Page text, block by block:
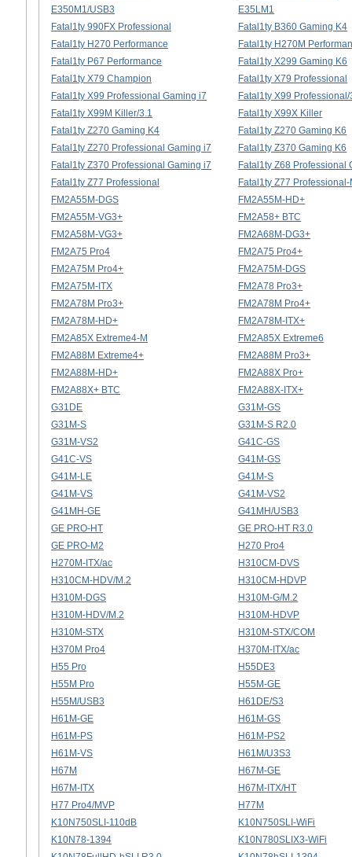
E350M1/USB3
E35LM1
Fatal1ty 990FX Professional
Fatal1ty B360 Gaming K4
Fatal1ty H270 Performance
Fatal1ty H270M
Fatal1ty P67 Performance
Fatal1ty X299 Gaming K6
Fatal1ty X79 Champion
Fatal1ty X79 Professional
Fatal1ty X99 Professional Gaming i7
Fatal1ty X99 Professional/
Fatal1ty X99M Killer/3.1
Fatal1ty X99X Killer
Fatal1ty Z270 Gaming K4
Fatal1ty Z270 Gaming K6
Fatal1ty Z270 Professional Gaming i7
Fatal1ty Z370 Gaming K6
Fatal1ty Z370 Professional Gaming i7
Fatal1ty Z68 Professional
Fatal1ty Z77 Professional
Fatal1ty Z77 Professional-
FM2A55M-DGS
FM2A55M-HD+
FM2A55M-VG3+
FM2A58+ BTC
FM2A58M-VG3+
FM2A68M-DG3+
FM2A75 Pro4
FM2A75 Pro4+
FM2A75M Pro4+
FM2A75M-DGS
FM2A75M-ITX
FM2A78 Pro3+
FM2A78M Pro3+
FM2A78M Pro4+
FM2A78M-HD+
FM2A78M-ITX+
FM2A85X Extreme4-M
FM2A85X Extreme6
FM2A88M Extreme4+
FM2A88M Pro3+
FM2A88M-HD+
FM2A88X Pro+
FM2A88X+ BTC
FM2A88X-ITX+
G31DE
G31M-GS
G31M-S
G31M-S R2.0
G31M-VS2
G41C-GS
G41C-VS
G41M-GS
G41M-LE
G41M-S
G41M-VS
G41M-VS2
G41MH-GE
G41MH/USB3
GE PRO-HT
GE PRO-HT R3.0
GE PRO-M2
H270 Pro4
H270M-ITX/ac
H310CM-DVS
H310CM-HDV/M.2
H310CM-HDVP
H310M-DGS
H310M-G/M.2
H310M-HDV/M.2
H310M-HDVP
H310M-STX
H310M-STX/COM
H370M Pro4
H370M-ITX/ac
H55 Pro
H55DE3
H55M Pro
H55M-GE
H55M/USB3
H61DE/S3
H61M-GE
H61M-GS
H61M-PS
H61M-PS2
H61M-VS
H61M/U3S3
H67M
H67M-GE
H67M-ITX
H67M-ITX/HT
H77 Pro4/MVP
H77M
K10N750SLI-110dB
K10N750SLI-WiFi
K10N78-1394
K10N780SLIX3-WiFi